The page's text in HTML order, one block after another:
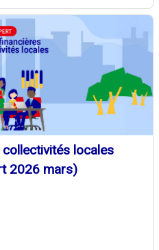
locales
2026 mars)